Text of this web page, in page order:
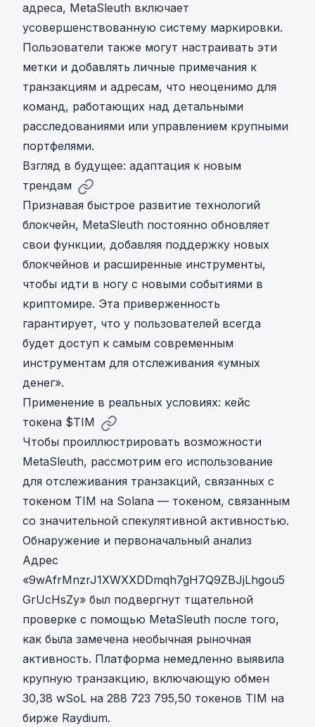
адреса, MetaSleuth включает
усовершенствованную систему маркировки.
Пользователи также могут настраивать эти
метки и добавлять личные примечания к
транзакциям и адресам, что неоценимо для
команд, работающих над детальными
расследованиями или управлением крупными
портфелями.
Взгляд в будущее: адаптация к новым
трендам
Признавая быстрое развитие технологий
блокчейн, MetaSleuth постоянно обновляет
свои функции, добавляя поддержку новых
блокчейнов и расширенные инструменты,
чтобы идти в ногу с новыми событиями в
криптомире. Эта приверженность
гарантирует, что у пользователей всегда
будет доступ к самым современным
инструментам для отслеживания «умных
денег».
Применение в реальных условиях: кейс
токена $TIM
Чтобы проиллюстрировать возможности
MetaSleuth, рассмотрим его использование
для отслеживания транзакций, связанных с
токеном TIM на Solana — токеном, связанным
со значительной спекулятивной активностью.
Обнаружение и первоначальный анализ
Адрес
«9wAfrMnzrJ1XWXXDDmqh7gH7Q9ZBJjLhgou5
GrUcHsZy» был подвергнут тщательной
проверке с помощью MetaSleuth после того,
как была замечена необычная рыночная
активность. Платформа немедленно выявила
крупную транзакцию, включающую обмен
30,38 wSoL на 288 723 795,50 токенов TIM на
бирже Raydium.